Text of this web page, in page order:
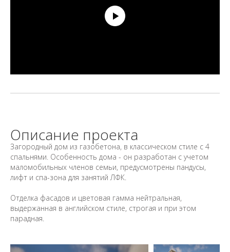
Описание проекта
Загородный дом из газобетона, в классическом стиле с 4
спальнями. Особенность дома - он разработан с учетом
маломобильных членов семьи, предусмотрены пандусы,
лифт и спа-зона для занятий ЛФК.
Отделка фасадов и цветовая гамма нейтральная,
выдержанная в английском стиле, строгая и при этом
парадная.